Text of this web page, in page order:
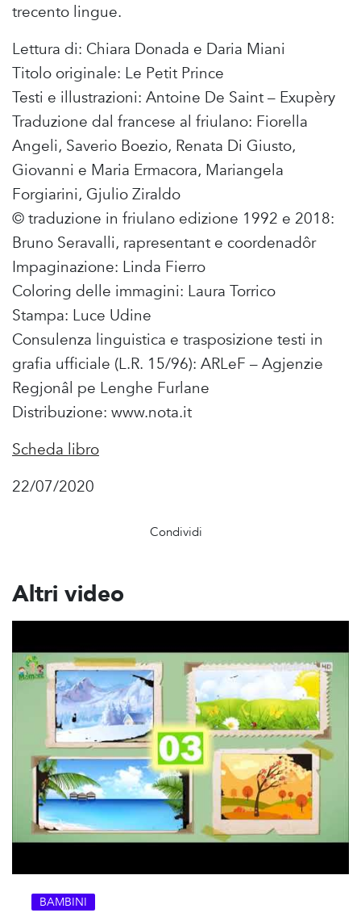
trecento lingue.
Lettura di: Chiara Donada e Daria Miani
Titolo originale: Le Petit Prince
Testi e illustrazioni: Antoine De Saint – Exupèry
Traduzione dal francese al friulano: Fiorella
Angeli, Saverio Boezio, Renata Di Giusto,
Giovanni e Maria Ermacora, Mariangela
Forgiarini, Gjulio Ziraldo
© traduzione in friulano edizione 1992 e 2018:
Bruno Seravalli, rapresentant e coordenadôr
Impaginazione: Linda Fierro
Coloring delle immagini: Laura Torrico
Stampa: Luce Udine
Consulenza linguistica e trasposizione testi in
grafia ufficiale (L.R. 15/96): ARLeF – Agjenzie
Regjonâl pe Lenghe Furlane
Distribuzione: www.nota.it
Scheda libro
22/07/2020
Condividi
Altri video
BAMBINI